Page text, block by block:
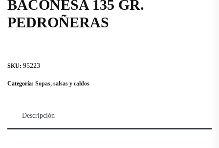
BACONESA 135 GR.
PEDROÑERAS
SKU: 95223
Categoría: Sopas, salsas y caldos
Descripción